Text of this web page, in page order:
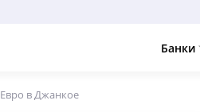
Банки
Евро в Джанкое